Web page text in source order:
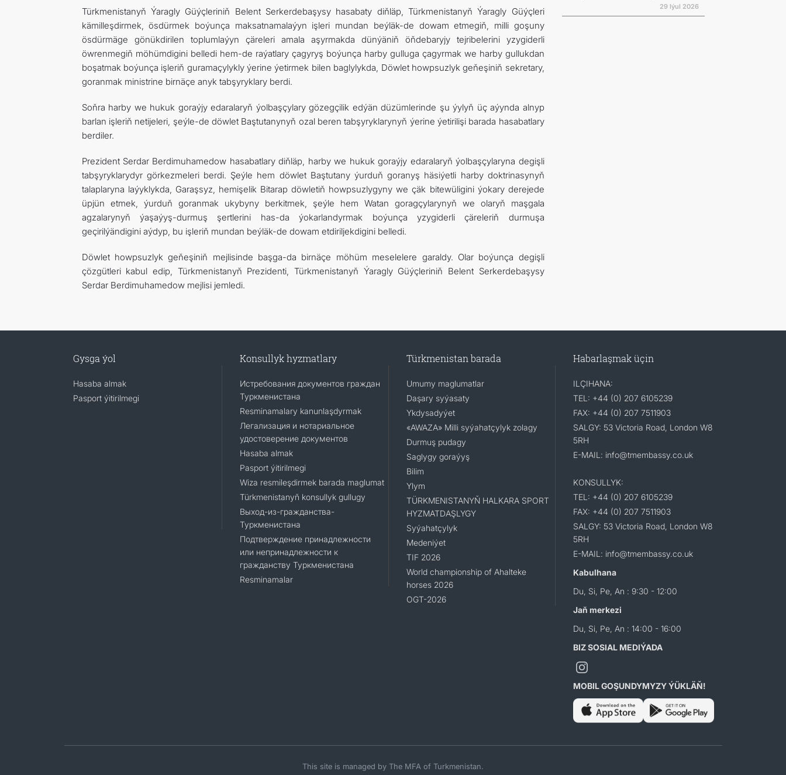
Türkmenistanyň Ýaragly Güýçleriniň Belent Serkerdebaşysy hasabaty diňläp, Türkmenistanyň Ýaragly Güýçleri
kämilleşdirmek, ösdürmek boýunça maksatnamalaýyn işleri mundan beýläk-de dowam etmegiň, milli goşuny
ösdürmäge gönükdirilen toplumlaýyn çäreleri amala aşyrmakda dünýäniň öňdebaryjy tejribelerini yzygiderli
öwrenmegiň möhümdigini belledi hem-de raýatlary çagyryş boýunça harby gulluga çagyrmak we harby gullukdan
boşatmak boýunça işleriň guramaçylykly ýerine ýetirmek bilen baglylykda, Döwlet howpsuzlyk geňeşiniň sekretary,
goranmak ministrine birnäçe anyk tabşyryklary berdi.
Soňra harby we hukuk goraýjy edaralaryň ýolbaşçylary gözegçilik edýän düzümlerinde şu ýylyň üç aýynda alnyp
barlan işleriň netijeleri, şeýle-de döwlet Baştutanynyň ozal beren tabşyryklarynyň ýerine ýetirilişi barada hasabatlary
berdiler.
Prezident Serdar Berdimuhamedow hasabatlary diňläp, harby we hukuk goraýjy edaralaryň ýolbaşçylaryna degişli
tabşyryklarydyr görkezmeleri berdi. Şeýle hem döwlet Baştutany ýurduň goranyş häsiýetli harby doktrinasynyň
talaplaryna laýyklykda, Garaşsyz, hemişelik Bitarap döwletiň howpsuzlygyny we çäk bitewüligini ýokary derejede
üpjün etmek, ýurduň goranmak ukybyny berkitmek, şeýle hem Watan goragçylarynyň we olaryň maşgala
agzalarynyň ýaşaýyş-durmuş şertlerini has-da ýokarlandyrmak boýunça yzygiderli çäreleriň durmuşa
geçirilýändigini aýdyp, bu işleriň mundan beýläk-de dowam etdiriljekdigini belledi.
Döwlet howpsuzlyk geňeşiniň mejlisinde başga-da birnäçe möhüm meselelere garaldy. Olar boýunça degişli
çözgütleri kabul edip, Türkmenistanyň Prezidenti, Türkmenistanyň Ýaragly Güýçleriniň Belent Serkerdebaşysy
Serdar Berdimuhamedow mejlisi jemledi.
29 Iýul 2026
Gysga ýol
Hasaba almak
Pasport ýitirilmegi
Konsullyk hyzmatlary
Истребования документов граждан
Туркменистана
Resminamalary kanunlaşdyrmak
Легализация и нотариальное
удостоверение документов
Hasaba almak
Pasport ýitirilmegi
Wiza resmileşdirmek barada maglumat
Türkmenistanyň konsullyk gullugy
Выход-из-гражданства-
Туркменистана
Подтверждение принадлежности
или непринадлежности к
гражданству Туркменистана
Resminamalar
Türkmenistan barada
Umumy maglumatlar
Daşary syýasaty
Ykdysadyýet
«AWAZA» Milli syýahatçylyk zolagy
Durmuş pudagy
Saglygy goraýyş
Bilim
Ylym
TÜRKMENISTANYŇ HALKARA SPORT
HYZMATDAŞLYGY
Syýahatçylyk
Medeniýet
TIF 2026
World championship of Ahalteke
horses 2026
OGT-2026
Habarlaşmak üçin
ILÇIHANA:
TEL: +44 (0) 207 6105239
FAX: +44 (0) 207 7511903
SALGY: 53 Victoria Road, London W8
5RH
E-MAIL: info@tmembassy.co.uk
KONSULLYK:
TEL: +44 (0) 207 6105239
FAX: +44 (0) 207 7511903
SALGY: 53 Victoria Road, London W8
5RH
E-MAIL: info@tmembassy.co.uk
Kabulhana
Du, Si, Pe, An : 9:30 - 12:00
Jaň merkezi
Du, Si, Pe, An : 14:00 - 16:00
BIZ SOSIAL MEDIÝADA
MOBIL GOŞUNDYMYZY ÝÜKLÄŇ!
This site is managed by The MFA of Turkmenistan.